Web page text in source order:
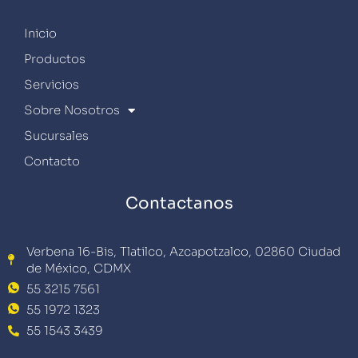
Inicio
Productos
Servicios
Sobre Nosotros
Sucursales
Contacto
Contactanos
Verbena 16-Bis, Tlatilco, Azcapotzalco, 02860 Ciudad
de México, CDMX
55 3215 7561
55 1972 1323
55 1543 3439